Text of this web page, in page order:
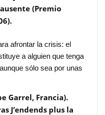
(Premio
afrontar la crisis: el
a alguien que tenga
sólo sea por unas
Garrel, Francia).
J’endends plus la